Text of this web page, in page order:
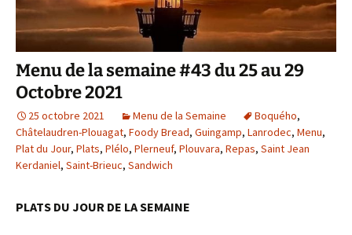
Menu de la semaine #43 du 25 au 29
Octobre 2021
25 octobre 2021 Menu de la Semaine Boquého,
Châtelaudren-Plouagat, Foody Bread, Guingamp, Lanrodec, Menu,
Plat du Jour, Plats, Plélo, Plerneuf, Plouvara, Repas, Saint Jean
Kerdaniel, Saint-Brieuc, Sandwich
PLATS DU JOUR DE LA SEMAINE